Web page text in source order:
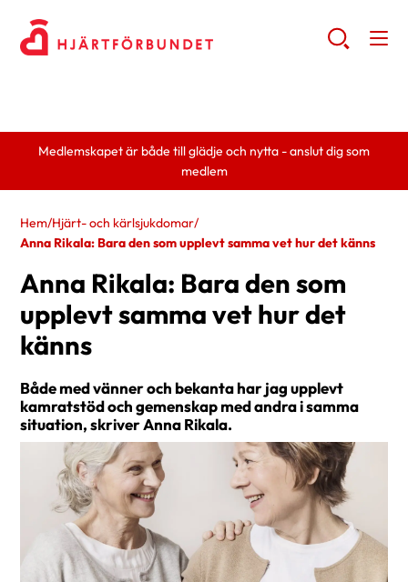
Medlemskapet är både till glädje och nytta - anslut dig som
medlem
Hem/Hjärt- och kärlsjukdomar/
Anna Rikala: Bara den som upplevt samma vet hur det känns
Anna Rikala: Bara den som
upplevt samma vet hur det
känns
Både med vänner och bekanta har jag upplevt
kamratstöd och gemenskap med andra i samma
situation, skriver Anna Rikala.